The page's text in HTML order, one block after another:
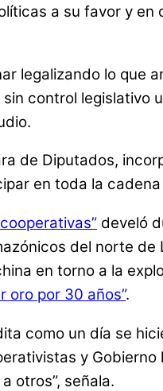
a su favor y en
legalizando lo que
control legislativo
de Diputados,
en toda la
develó
del norte de
en torno a la
oro por 30 años”.
como un día se
y Gobierno
otros”, señala.